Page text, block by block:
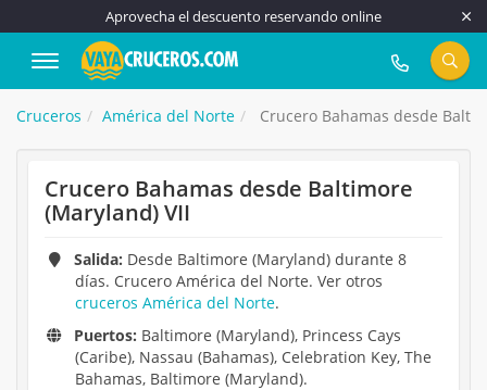
Aprovecha el descuento reservando online
917 815 555
Cruceros América del Norte Crucero Bahamas desde
Crucero Bahamas desde Baltimore
(Maryland) VII
Salida: Desde Baltimore (Maryland) durante 8
días. Crucero América del Norte. Ver otros
cruceros América del Norte.
Puertos: Baltimore (Maryland), Princess Cays
(Caribe), Nassau (Bahamas), Celebration Key, The
Bahamas, Baltimore (Maryland).